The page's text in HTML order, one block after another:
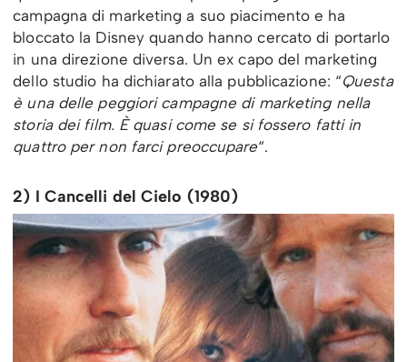
campagna di marketing a suo piacimento e ha
bloccato la Disney quando hanno cercato di portarlo
in una direzione diversa. Un ex capo del marketing
dello studio ha dichiarato alla pubblicazione: “Questa
è una delle peggiori campagne di marketing nella
storia dei film. È quasi come se si fossero fatti in
quattro per non farci preoccupare“.
2) I Cancelli del Cielo (1980)